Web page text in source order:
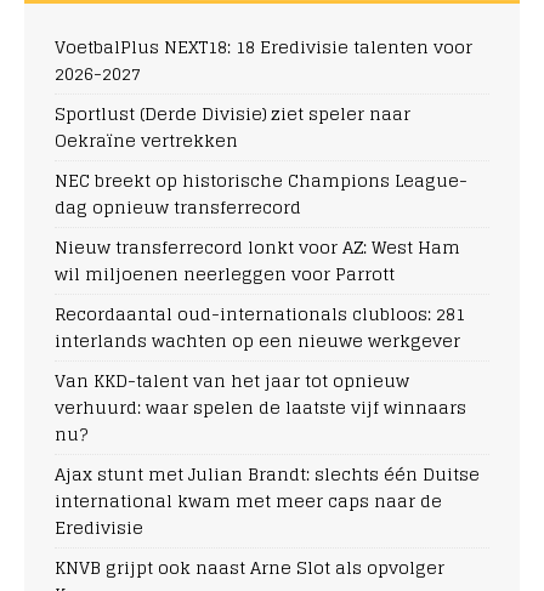
VoetbalPlus NEXT18: 18 Eredivisie talenten voor
2026-2027
Sportlust (Derde Divisie) ziet speler naar
Oekraïne vertrekken
NEC breekt op historische Champions League-
dag opnieuw transferrecord
Nieuw transferrecord lonkt voor AZ: West Ham
wil miljoenen neerleggen voor Parrott
Recordaantal oud-internationals clubloos: 281
interlands wachten op een nieuwe werkgever
Van KKD-talent van het jaar tot opnieuw
verhuurd: waar spelen de laatste vijf winnaars
nu?
Ajax stunt met Julian Brandt: slechts één Duitse
international kwam met meer caps naar de
Eredivisie
KNVB grijpt ook naast Arne Slot als opvolger